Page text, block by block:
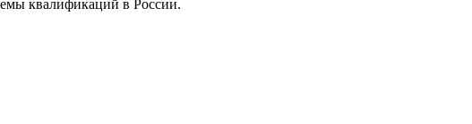
квалификаций в России.